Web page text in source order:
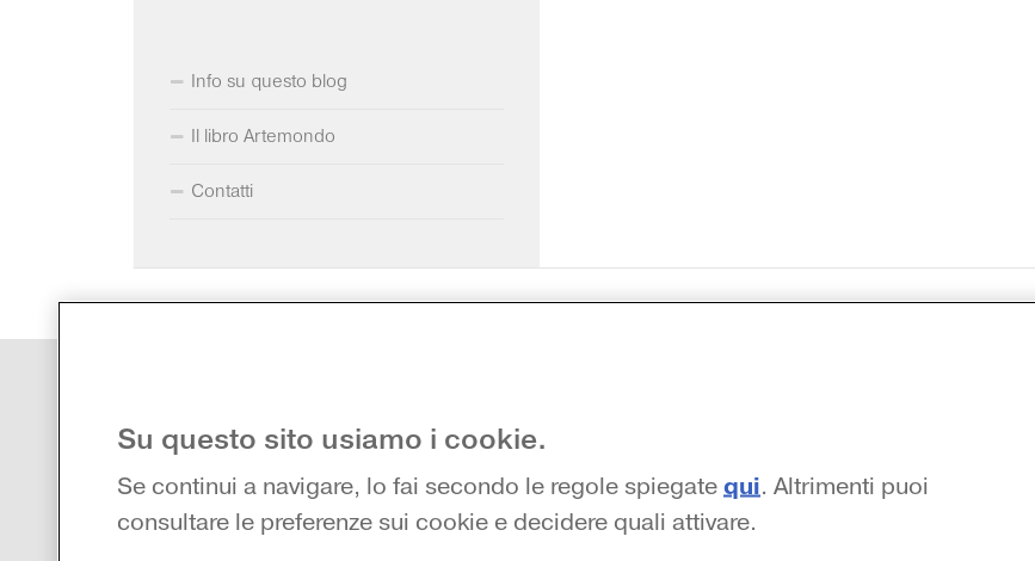
Info su questo blog
Il libro Artemondo
Contatti
Zanichelli editore S.p.A.
via Irnerio 34, 40126 Bologna
Fax 051- 249.782 / 293.224
Tel. 051- 293.111 / 245.024
Partita IVA 03978000374
Contatti e recapiti
my.zanichelli.it
Acquisti: informazioni precontrattuali
Su questo sito usiamo i cookie.
Se continui a navigare, lo fai secondo le regole spiegate qui. Altrimenti puoi
consultare le preferenze sui cookie e decidere quali attivare.